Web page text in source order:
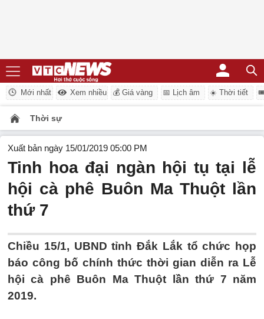
Mới nhất Xem nhiều 💰 Giá vàng 📅 Lịch âm ☀️ Thời tiết
Thời sự
Xuất bản ngày 15/01/2019 05:00 PM
Tinh hoa đại ngàn hội tụ tại lễ
hội cà phê Buôn Ma Thuột lần
thứ 7
Chiều 15/1, UBND tỉnh Đắk Lắk tổ chức họp
báo công bố chính thức thời gian diễn ra Lễ
hội cà phê Buôn Ma Thuột lần thứ 7 năm
2019.